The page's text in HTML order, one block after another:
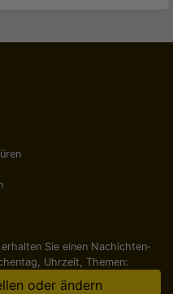
Sie einen Nachichten­
Uhrzeit, Themen:
oder ändern